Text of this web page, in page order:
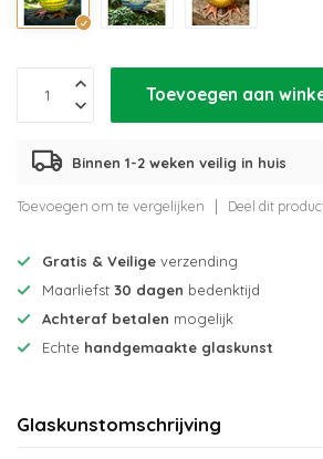
Toevoegen aan
Binnen 1-2 weken veilig in huis
Toevoegen om te vergelijken Deel dit
Gratis & Veilige verzending
Maarliefst 30 dagen bedenktijd
Achteraf betalen mogelijk
Echte handgemaakte glaskunst
Glaskunstomschrijving